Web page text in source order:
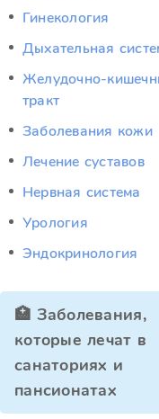
Гинекология
Дыхательная
Желудочно-
тракт
Заболевания кожи
Лечение суставов
Нервная система
Урология
Эндокринология
🏥 Заболевания,
которые лечат в
санаториях и
пансионатах